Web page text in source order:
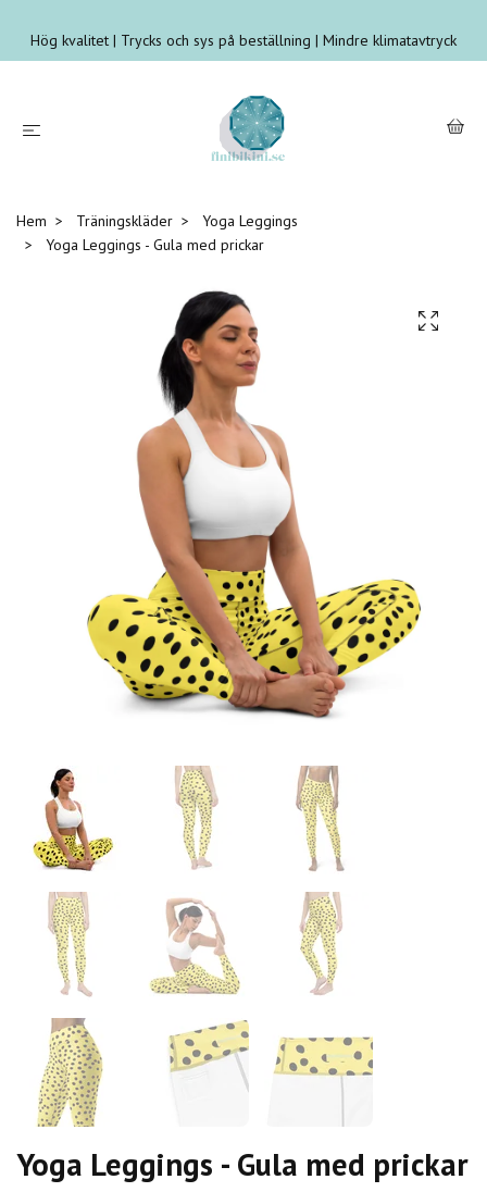
Hög kvalitet | Trycks och sys på beställning | Mindre klimatavtryck
Hem Träningskläder
Yoga Leggings
Yoga Leggings - Gula med prickar
Yoga Leggings - Gula med prickar